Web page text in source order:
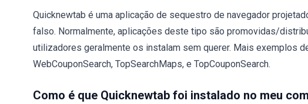
Quicknewtab é uma aplicação de sequestro de navegador
falso. Normalmente, aplicações deste tipo são promovidas/
utilizadores geralmente os instalam sem querer. Mais exemplos
WebCouponSearch, TopSearchMaps, e TopCouponSearch.
Como é que Quicknewtab foi instalado no meu